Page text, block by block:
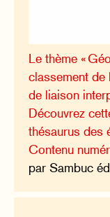
Le thème «
classement
de liaison
Découvrez
thésaurus des
Contenu
par Sambuc